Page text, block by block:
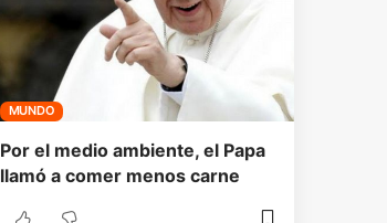
MUNDO
Por el medio ambiente, el Papa
llamó a comer menos carne